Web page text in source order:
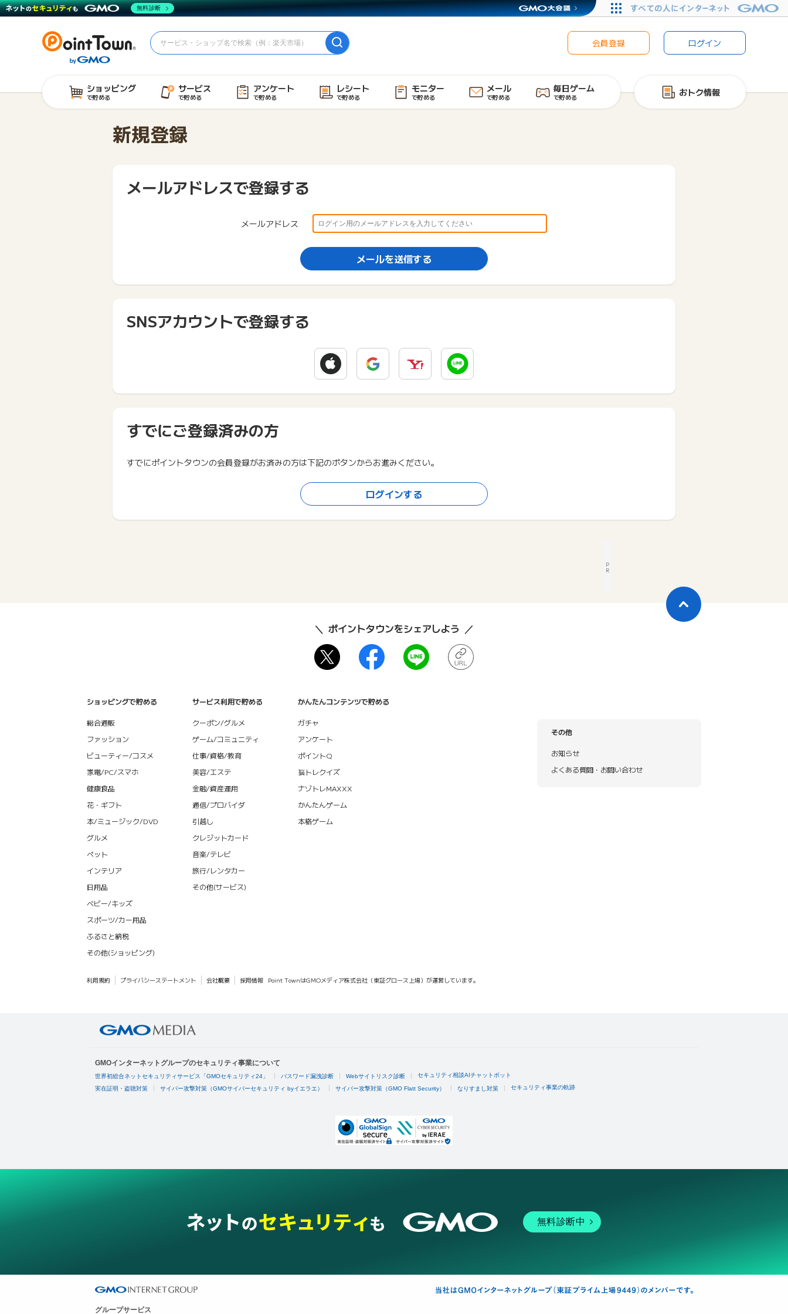
会員登録 ログイン
ショッピング
で貯める
サービス
で貯める
アンケート
で貯める
レシート
で貯める
モニター
で貯める
メール
で貯める
毎日ゲーム
で貯める おトク情報
新規登録
メールアドレスで登録する
メールアドレス
メールを送信する
SNSアカウントで登録する
すでにご登録済みの方
すでにポイントタウンの会員登録がお済みの方は下記のボタンからお進みください。
ログインする
P
R
ポイントタウンをシェアしよう
ショッピングで貯める
総合通販
ファッション
ビューティー/コスメ
家電/PC/スマホ
健康食品
花・ギフト
本/ミュージック/DVD
グルメ
ペット
インテリア
日用品
ベビー/キッズ
スポーツ/カー用品
ふるさと納税
その他(ショッピング)
サービス利用で貯める
クーポン/グルメ
ゲーム/コミュニティ
仕事/資格/教育
美容/エステ
金融/資産運用
通信/プロバイダ
引越し
クレジットカード
音楽/テレビ
旅行/レンタカー
その他(サービス)
かんたんコンテンツで貯める
ガチャ
アンケート
ポイントQ
脳トレクイズ
ナゾトレMAXXX
かんたんゲーム
本格ゲーム
その他
お知らせ
よくある質問・お問い合わせ
利用規約 プライバシーステートメント 会社概要 採用情報 Point TownはGMOメディア株式会社（東証グロース上場）が運営しています。
GMOインターネットグループのセキュリティ事業について
世界初総合ネットセキュリティサービス「GMOセキュリティ24」 パスワード漏洩診断 Webサイトリスク診断 セキュリティ相談AIチャットボット
実在証明・盗聴対策 サイバー攻撃対策（GMOサイバーセキュリティ byイエラエ） サイバー攻撃対策（GMO Flatt Security） なりすまし対策 セキュリティ事業の軌跡
無料診断中
グループサービス
無料診断